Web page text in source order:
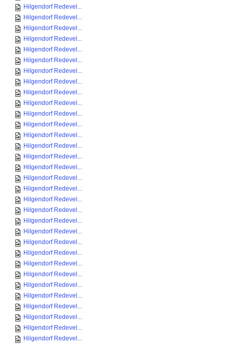
Hilgendorf Redevel...
Hilgendorf Redevel...
Hilgendorf Redevel...
Hilgendorf Redevel...
Hilgendorf Redevel...
Hilgendorf Redevel...
Hilgendorf Redevel...
Hilgendorf Redevel...
Hilgendorf Redevel...
Hilgendorf Redevel...
Hilgendorf Redevel...
Hilgendorf Redevel...
Hilgendorf Redevel...
Hilgendorf Redevel...
Hilgendorf Redevel...
Hilgendorf Redevel...
Hilgendorf Redevel...
Hilgendorf Redevel...
Hilgendorf Redevel...
Hilgendorf Redevel...
Hilgendorf Redevel...
Hilgendorf Redevel...
Hilgendorf Redevel...
Hilgendorf Redevel...
Hilgendorf Redevel...
Hilgendorf Redevel...
Hilgendorf Redevel...
Hilgendorf Redevel...
Hilgendorf Redevel...
Hilgendorf Redevel...
Hilgendorf Redevel...
Hilgendorf Redevel...